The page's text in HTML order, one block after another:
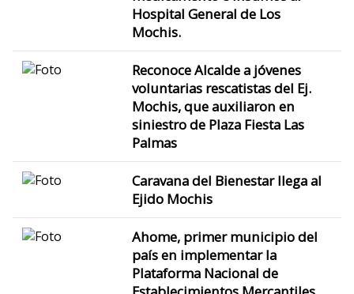
Hospital General de Los
Mochis.
Reconoce Alcalde a jóvenes
voluntarias rescatistas del Ej.
Mochis, que auxiliaron en
siniestro de Plaza Fiesta Las
Palmas
Caravana del Bienestar llega al
Ejido Mochis
Ahome, primer municipio del
país en implementar la
Plataforma Nacional de